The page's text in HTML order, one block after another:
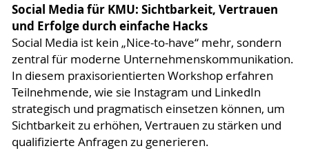
Social Media für KMU: Sichtbarkeit, Vertrauen
und Erfolge durch einfache Hacks
Social Media ist kein „Nice-to-have“ mehr, sondern
zentral für moderne Unternehmenskommunikation.
In diesem praxisorientierten Workshop erfahren
Teilnehmende, wie sie Instagram und LinkedIn
strategisch und pragmatisch einsetzen können, um
Sichtbarkeit zu erhöhen, Vertrauen zu stärken und
qualifizierte Anfragen zu generieren.